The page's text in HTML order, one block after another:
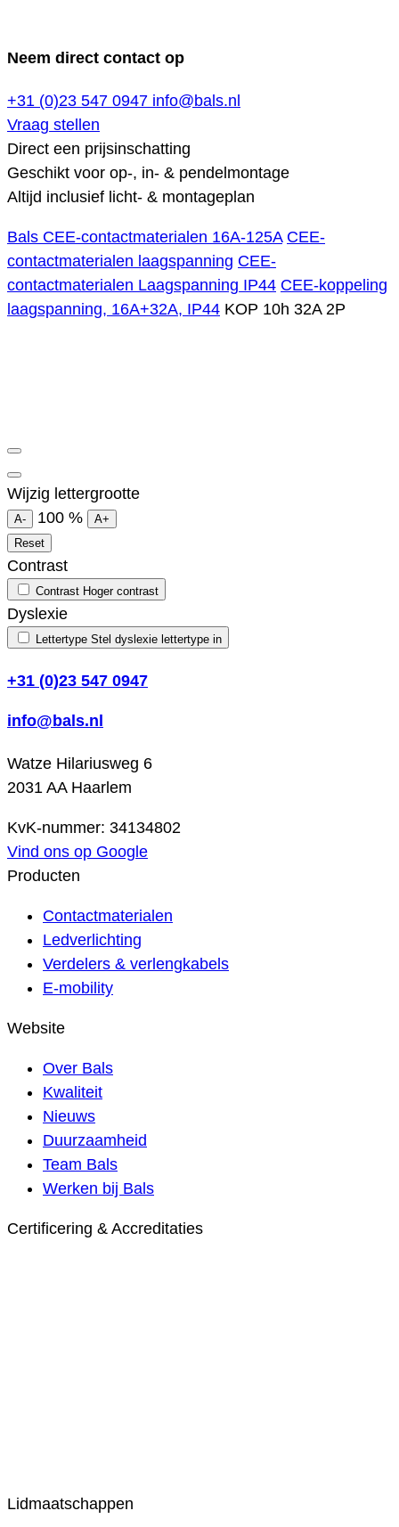
Neem direct contact op
+31 (0)23 547 0947 info@bals.nl
Vraag stellen
Direct een prijsinschatting
Geschikt voor op-, in- & pendelmontage
Altijd inclusief licht- & montageplan
Bals CEE-contactmaterialen 16A-125A CEE-
contactmaterialen laagspanning CEE-
contactmaterialen Laagspanning IP44 CEE-koppeling
laagspanning, 16A+32A, IP44 KOP 10h 32A 2P
Wijzig lettergrootte
A- 100 %
A+
Reset
Contrast
Contrast Hoger contrast
Dyslexie
Lettertype Stel dyslexie lettertype in
+31 (0)23 547 0947
info@bals.nl
Watze Hilariusweg 6
2031 AA Haarlem
KvK-nummer: 34134802
Vind ons op Google
Producten
Contactmaterialen
Ledverlichting
Verdelers & verlengkabels
E-mobility
Website
Over Bals
Kwaliteit
Nieuws
Duurzaamheid
Team Bals
Werken bij Bals
Certificering & Accreditaties
Lidmaatschappen